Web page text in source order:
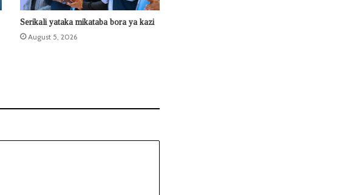
Serikali yataka mikataba bora ya kazi
August 5, 2026